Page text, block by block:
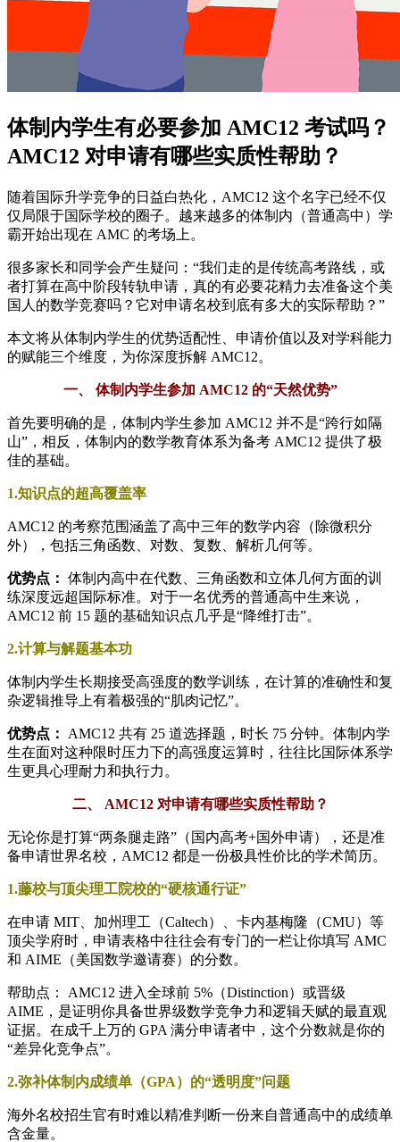
体制内学生有必要参加 AMC12 考试吗？
AMC12 对申请有哪些实质性帮助？
随着国际升学竞争的日益白热化，AMC12 这个名字已经不仅
仅局限于国际学校的圈子。越来越多的体制内（普通高中）学
霸开始出现在 AMC 的考场上。
很多家长和同学会产生疑问：“我们走的是传统高考路线，或
者打算在高中阶段转轨申请，真的有必要花精力去准备这个美
国人的数学竞赛吗？它对申请名校到底有多大的实际帮助？”
本文将从体制内学生的优势适配性、申请价值以及对学科能力
的赋能三个维度，为你深度拆解 AMC12。
一、 体制内学生参加 AMC12 的“天然优势”
首先要明确的是，体制内学生参加 AMC12 并不是“跨行如隔
山”，相反，体制内的数学教育体系为备考 AMC12 提供了极
佳的基础。
1.知识点的超高覆盖率
AMC12 的考察范围涵盖了高中三年的数学内容（除微积分
外），包括三角函数、对数、复数、解析几何等。
优势点： 体制内高中在代数、三角函数和立体几何方面的训
练深度远超国际标准。对于一名优秀的普通高中生来说，
AMC12 前 15 题的基础知识点几乎是“降维打击”。
2.计算与解题基本功
体制内学生长期接受高强度的数学训练，在计算的准确性和复
杂逻辑推导上有着极强的“肌肉记忆”。
优势点：
AMC12 共有 25 道选择题，时长 75 分钟。体制内学
生在面对这种限时压力下的高强度运算时，往往比国际体系学
生更具心理耐力和执行力。
二、 AMC12 对申请有哪些实质性帮助？
无论你是打算“两条腿走路”（国内高考+国外申请），还是准
备申请世界名校，AMC12 都是一份极具性价比的学术简历。
1.藤校与顶尖理工院校的“硬核通行证”
在申请 MIT、加州理工（Caltech）、卡内基梅隆（CMU）等
顶尖学府时，申请表格中往往会有专门的一栏让你填写 AMC
和 AIME（美国数学邀请赛）的分数。
帮助点： AMC12 进入全球前 5%（Distinction）或晋级
AIME，是证明你具备世界级数学竞争力和逻辑天赋的最直观
证据。在成千上万的 GPA 满分申请者中，这个分数就是你的
“差异化竞争点”。
2.弥补体制内成绩单（GPA）的“透明度”问题
海外名校招生官有时难以精准判断一份来自普通高中的成绩单
含金量。